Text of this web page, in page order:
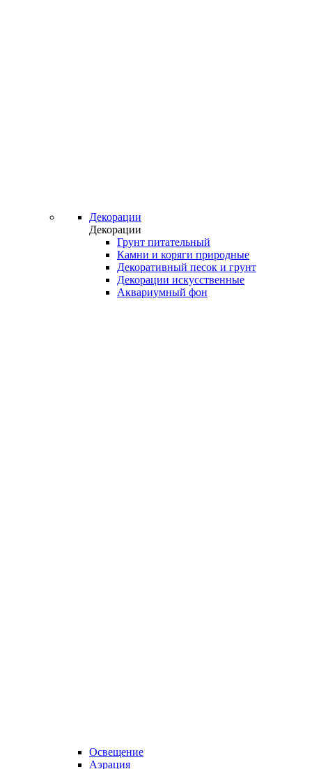
Декорации
Декорации
Грунт питательный
Камни и коряги природные
Декоративный песок и грунт
Декорации искусственные
Аквариумный фон
Освещение
Аэрация